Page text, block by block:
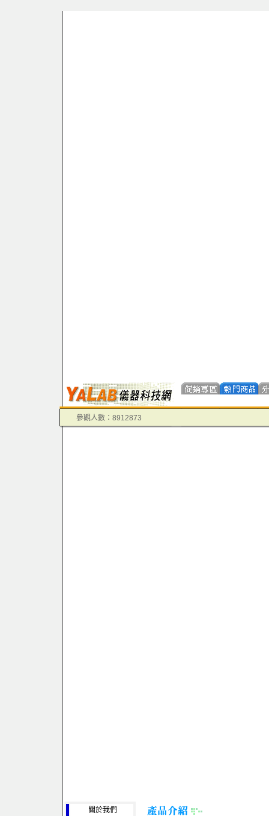
參觀人數：8912873
關於我們